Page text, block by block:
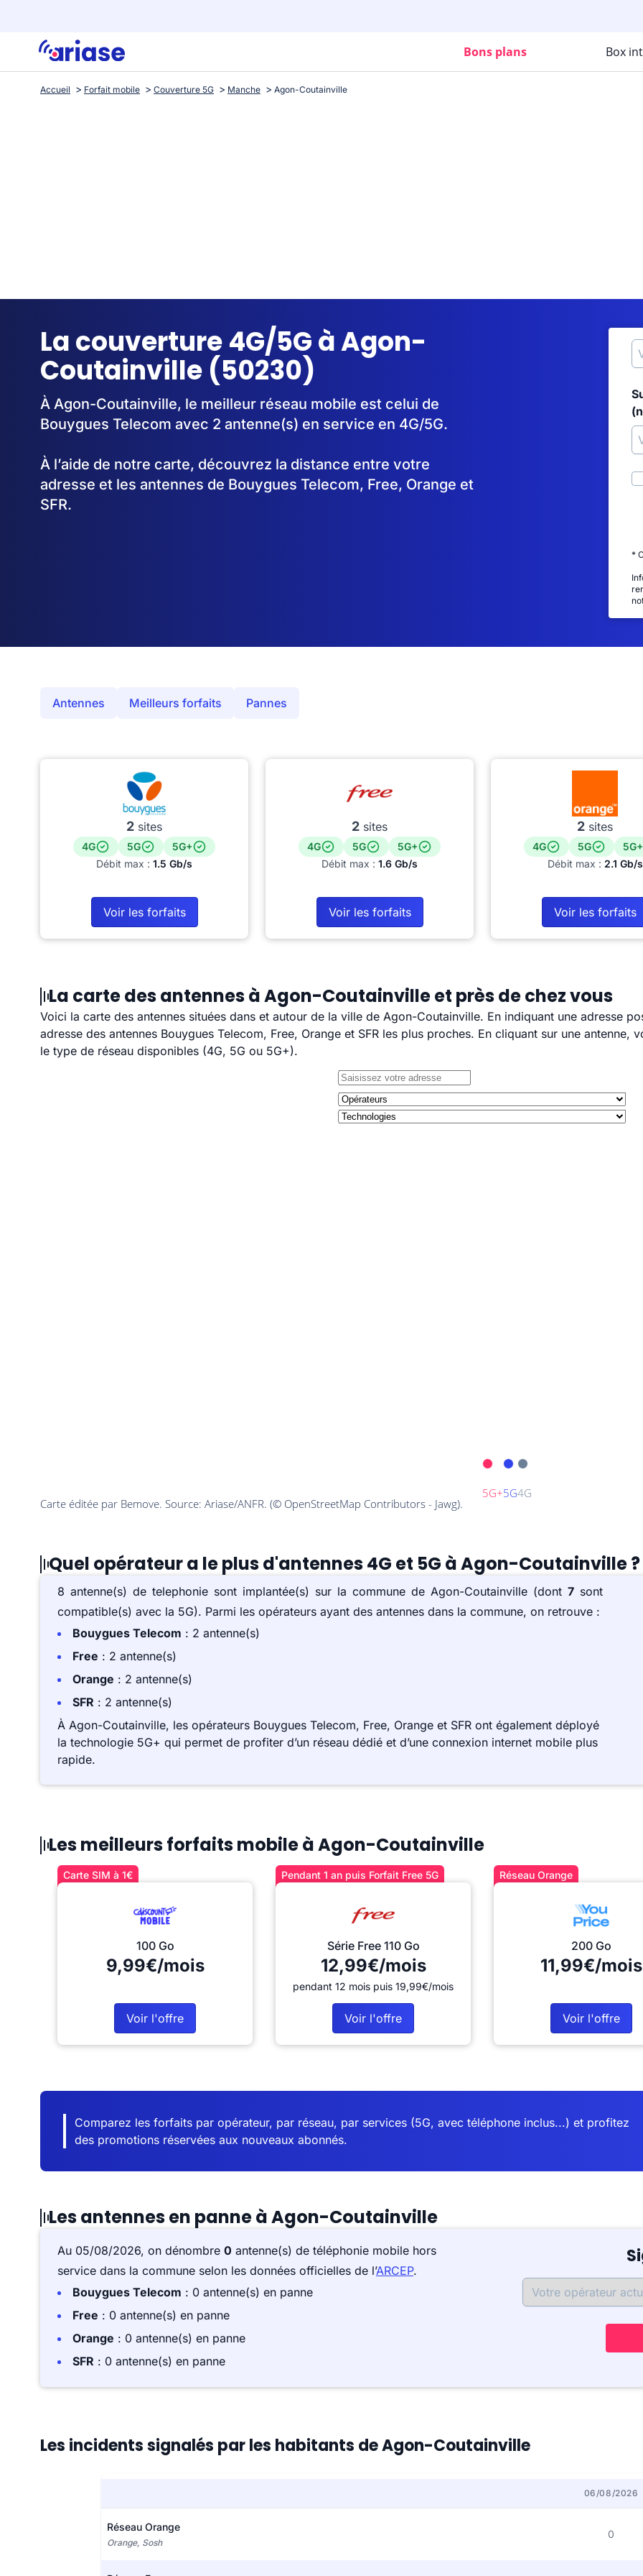
Bons plans Box
Accueil Forfait mobile Couverture 5G Manche Agon-Coutainville
La couverture 4G/5G à Agon-
Coutainville (50230)
À Agon-Coutainville, le meilleur réseau mobile est celui de
Bouygues Telecom avec 2 antenne(s) en service en 4G/5G.
À l’aide de notre carte, découvrez la distance entre votre
adresse et les antennes de Bouygues Telecom, Free, Orange et
SFR.
*
Antennes Meilleurs forfaits Pannes
2 sites
4G 5G
5G+
Débit max : 1.5 Gb/s
Voir les forfaits
2 sites
4G 5G
5G+
Débit max : 1.6 Gb/s
Voir les forfaits
2 sites
4G 5G
5G+
Débit max : 2.1 Gb/s
Voir les forfaits
La carte des antennes à Agon-Coutainville et près de chez vous
Voici la carte des antennes situées dans et autour de la ville de Agon-Coutainville. En indiquant une adresse
adresse des antennes Bouygues Telecom, Free, Orange et SFR les plus proches. En cliquant sur une
le type de réseau disponibles (4G, 5G ou 5G+).
Quel opérateur a le plus d'antennes 4G et 5G à Agon-Coutainville ?
8 antenne(s) de telephonie sont implantée(s) sur la commune de Agon-Coutainville (dont 7 sont
compatible(s) avec la 5G). Parmi les opérateurs ayant des antennes dans la commune, on retrouve :
Bouygues Telecom : 2 antenne(s)
Free : 2 antenne(s)
Orange : 2 antenne(s)
SFR : 2 antenne(s)
À Agon-Coutainville, les opérateurs Bouygues Telecom, Free, Orange et SFR ont également déployé
la technologie 5G+ qui permet de profiter d’un réseau dédié et d’une connexion internet mobile plus
rapide.
Les meilleurs forfaits mobile à Agon-Coutainville
Carte SIM à 1€
100 Go
9,99€/mois
Voir l'offre
Pendant 1 an puis Forfait Free 5G
Série Free 110 Go
12,99€/mois
pendant 12 mois puis 19,99€/mois
Voir l'offre
Réseau Orange
200 Go
11,99€/mois
Voir l'offre
Comparez les forfaits par opérateur, par réseau, par services (5G, avec téléphone inclus...) et profitez
des promotions réservées aux nouveaux abonnés.
Les antennes en panne à Agon-Coutainville
Au 05/08/2026, on dénombre 0 antenne(s) de téléphonie mobile hors
service dans la commune selon les données officielles de l’ARCEP.
Bouygues Telecom : 0 antenne(s) en panne
Free : 0 antenne(s) en panne
Orange : 0 antenne(s) en panne
SFR : 0 antenne(s) en panne
Les incidents signalés par les habitants de Agon-Coutainville
06/08/2026
Réseau Orange
Orange, Sosh
0